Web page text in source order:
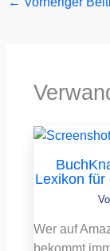
Lexikon für
Wer auf